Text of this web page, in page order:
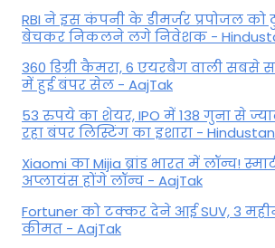
RBI ने इस कंपनी के डीमर्जर प्रपोजल को
बेचकर निकलने लगे निवेशक -
360 डिग्री कैमरा, 6 एयरबैग वाली सबसे
में हुई बंपर सेल - AajTak
53 रुपये का शेयर, IPO में 138 गुना से
रहा बंपर लिस्टिंग का इशारा - Hindustan
Xiaomi का Mijia ब्रांड भारत में लॉन्च!
अप्लायंस होंगे लॉन्च - AajTak
Fortuner को टक्कर देने आई SUV, 3
कीमत - AajTak